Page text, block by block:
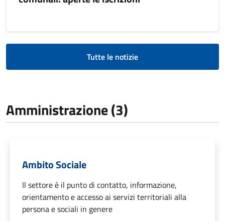
Tutte le notizie
Amministrazione (3)
Ambito Sociale
Il settore è il punto di contatto, informazione,
orientamento e accesso ai servizi territoriali alla
persona e sociali in genere